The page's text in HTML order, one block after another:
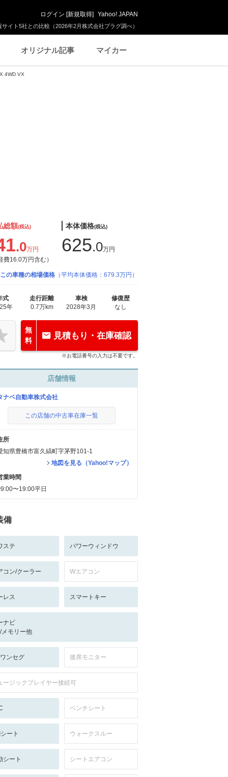
イト5社との比較（2026年2月株式会社プラグ調べ）
ログイン [新規取得] Yahoo! JAPAN
オリジナル記事 マイカー
4WD VX
総額(税込)
.0万円
費16.0万円含む）
本体価格(税込)
625.0万円
この車種の相場価格 （平均本体価格：679.3万円）
式
年
走行距離
0.7万km
車検
2028年3月
修復歴
なし
無
料
見積もり・在庫確認
※お電話番号の入力は不要です。
店舗情報
ナベ自動車株式会社
この店舗の中古車在庫一覧
所
知県豊橋市富久縞町字茅野101-1
地図を見る（Yahoo!マップ）
業時間
〜19:00平日
備
ステ パワーウィンドウ
コン/クーラー Wエアコン
レス スマートキー
ナビ
メモリー他
ンセグ 後席モニター
ージックプレイヤー接続可
ベンチシート
ート ウォークスルー
シート シートエアコン